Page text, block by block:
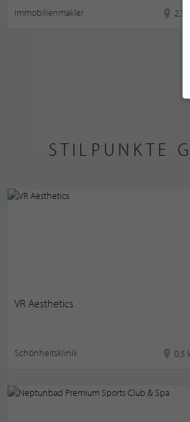
Immobilienmakler 2,3
STILPUNKTE
VR Aesthetics
Schönheitsklinik 0,5